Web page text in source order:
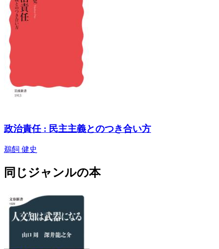
政治責任 : 民主主義とのつき合い方
鵜飼 健史
同じジャンルの本